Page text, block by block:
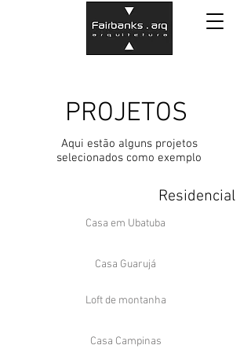
PROJETOS
Aqui estão alguns projetos
selecionados como exemplo
Residencial
Casa em Ubatuba
Casa Guarujá
Loft de montanha
Casa Campinas